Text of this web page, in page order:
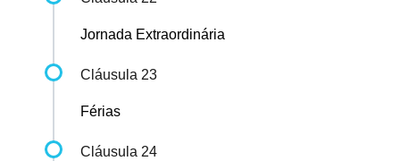
Jornada Extraordinária
Cláusula 23
Férias
Cláusula 24